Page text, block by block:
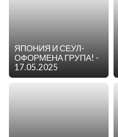
ЯПОНИЯ И СЕУЛ-
ОФОРМЕНА ГРУПА! -
17.05.2025